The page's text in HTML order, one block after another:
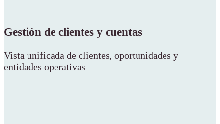
Gestión de clientes y cuentas
Vista unificada de clientes, oportunidades y
entidades operativas